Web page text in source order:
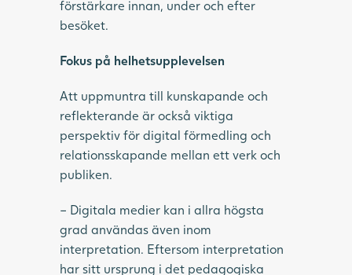
förstärkare innan, under och efter
besöket.
Fokus på helhetsupplevelsen
Att uppmuntra till kunskapande och
reflekterande är också viktiga
perspektiv för digital förmedling och
relationsskapande mellan ett verk och
publiken.
– Digitala medier kan i allra högsta
grad användas även inom
interpretation. Eftersom interpretation
har sitt ursprung i det pedagogiska